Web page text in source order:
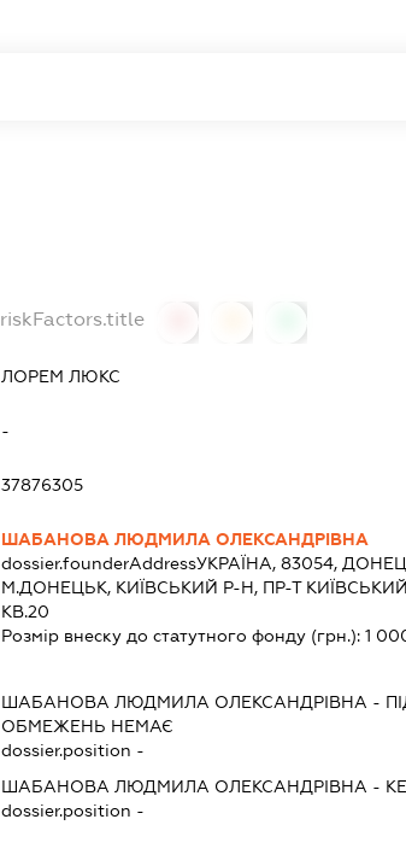
riskFactors.title
ЛОРЕМ ЛЮКС
-
37876305
ШАБАНОВА ЛЮДМИЛА ОЛЕКСАНДРІВНА
dossier.founderAddressУКРАЇНА, 83054,
М.ДОНЕЦЬК, КИЇВСЬКИЙ Р-Н, ПР-Т
КВ.20
Розмір внеску до статутного фонду (грн.): 1
ШАБАНОВА ЛЮДМИЛА ОЛЕКСАНДРІВНА -
ОБМЕЖЕНЬ НЕМАЄ
dossier.position -
ШАБАНОВА ЛЮДМИЛА ОЛЕКСАНДРІВНА -
dossier.position -